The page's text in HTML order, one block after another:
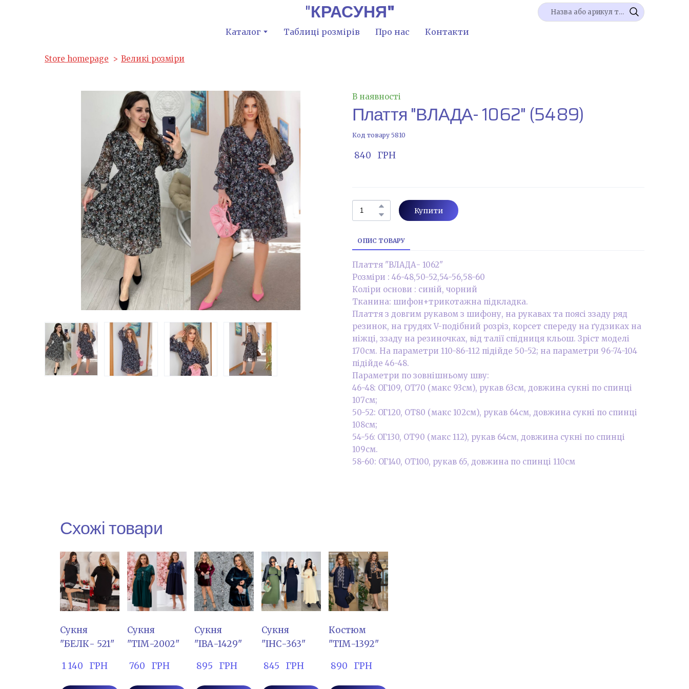
"КРАСУНЯ"
Каталог Таблиці розмірів Про нас Контакти
Store homepage Великі розміри
В наявності
Плаття "ВЛАДА- 1062" (5489)
Код товару 5810
840   ГРН
Купити
ОПИС ТОВАРУ
Плаття "ВЛАДА- 1062"
Розміри : 46-48,50-52,54-56,58-60
Коліри основи : синій, чорний
Тканина: шифон+трикотажна підкладка.
Плаття з довгим рукавом з шифону, на рукавах та поясі ззаду ряд
резинок, на грудях V-подібний розріз, корсет спереду на ґудзиках на
ніжці, ззаду на резиночках, від талії спідниця кльош. Зріст моделі
170см. На параметри 110-86-112 підійде 50-52; на параметри 96-74-104
підійде 46-48.
Параметри по зовнішньому шву:
46-48: ОГ109, ОТ70 (макс 93см), рукав 63см, довжина сукні по спинці
107см;
50-52: ОГ120, ОТ80 (макс 102см), рукав 64см, довжина сукні по спинці
108см;
54-56: ОГ130, ОТ90 (макс 112), рукав 64см, довжина сукні по спинці
109см.
58-60: ОГ140, ОТ100, рукав 65, довжина по спинці 110см
Схожі товари
Сукня
"БЕЛК- 521"
1 140   ГРН
Сукня
"ТІМ-2002"
760   ГРН
Сукня
"ІВА-1429"
895   ГРН
Сукня
"ІНС-363"
845   ГРН
Костюм
"ТІМ-1392"
890   ГРН